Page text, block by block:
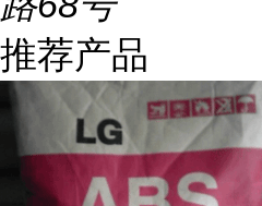
推荐产品